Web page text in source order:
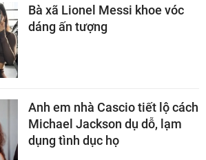
Bà xã Lionel Messi khoe vóc
dáng ấn tượng
Anh em nhà Cascio tiết lộ cách
Michael Jackson dụ dỗ, lạm
dụng tình dục họ